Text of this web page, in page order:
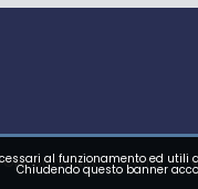
GIOVANILE FOTO
al funzionamento ed
Chiudendo questo banner